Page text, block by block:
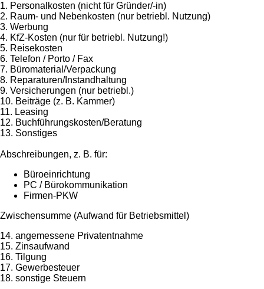
1. Personalkosten (nicht für Gründer/-in)
2. Raum- und Nebenkosten (nur betriebl. Nutzung)
3. Werbung
4. KfZ-Kosten (nur für betriebl. Nutzung!)
5. Reisekosten
6. Telefon / Porto / Fax
7. Büromaterial/Verpackung
8. Reparaturen/Instandhaltung
9. Versicherungen (nur betriebl.)
10. Beiträge (z. B. Kammer)
11. Leasing
12. Buchführungskosten/Beratung
13. Sonstiges
Abschreibungen, z. B. für:
Büroeinrichtung
PC / Bürokommunikation
Firmen-PKW
Zwischensumme (Aufwand für Betriebsmittel)
14. angemessene Privatentnahme
15. Zinsaufwand
16. Tilgung
17. Gewerbesteuer
18. sonstige Steuern